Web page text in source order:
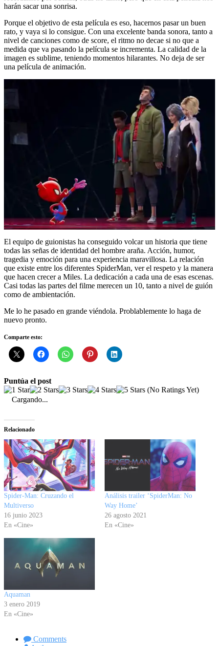
harán sacar una sonrisa.
Porque el objetivo de esta película es eso, hacernos pasar un buen
rato, y vaya si lo consigue. Con una excelente banda sonora, tanto a
nivel de canciones como de score, el ritmo no decae si no que a
medida que va pasando la película se incrementa. La calidad de la
imagen es sublime, teniendo momentos hilarantes. No deja de ser
una película de animación.
El equipo de guionistas ha conseguido volcar un historia que tiene
todas las señas de identidad del hombre araña. Acción, humor,
tragedia y emoción para una experiencia maravillosa. La relación
que existe entre los diferentes SpiderMan, ver el respeto y la manera
que hacen crecer a Miles. La dedicación a cada una de esas escenas.
Casi todas las partes del filme merecen un 10, tanto a nivel de guión
como de ambientación.
Me lo he pasado en grande viéndola. Problablemente lo haga de
nuevo pronto.
Comparte esto:
Puntúa el post
(No Ratings Yet)
Cargando...
Relacionado
Spider-Man: Cruzando el
Multiverso
16 junio 2023
En «Cine»
Análisis trailer ‘SpiderMan: No
Way Home’
26 agosto 2021
En «Cine»
Aquaman
3 enero 2019
En «Cine»
Comments